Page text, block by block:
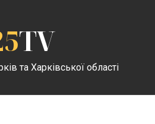
TV
та Харківської області